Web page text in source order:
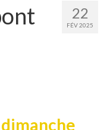
22
FÉV 2025